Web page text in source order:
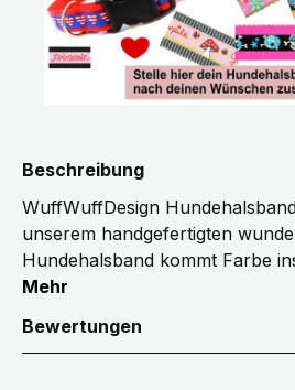
Beschreibung
WuffWuffDesign
unserem handgefertigten
Hundehalsband kommt Farbe
Mehr
Bewertungen